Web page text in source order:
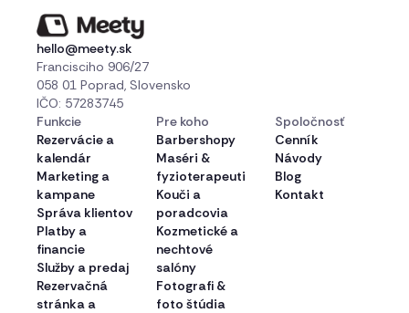
hello@meety.sk
Francisciho 906/27
058 01 Poprad, Slovensko
IČO: 57283745
Funkcie
Rezervácie a
kalendár
Marketing a
kampane
Správa klientov
Platby a
financie
Služby a predaj
Rezervačná
stránka a
Pre koho
Barbershopy
Maséri &
fyzioterapeuti
Kouči a
poradcovia
Kozmetické a
nechtové
salóny
Fotografi &
foto štúdia
Spoločnosť
Cenník
Návody
Blog
Kontakt